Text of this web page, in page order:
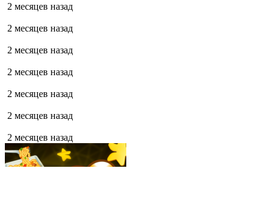
2 месяцев назад
2 месяцев назад
2 месяцев назад
2 месяцев назад
2 месяцев назад
2 месяцев назад
2 месяцев назад